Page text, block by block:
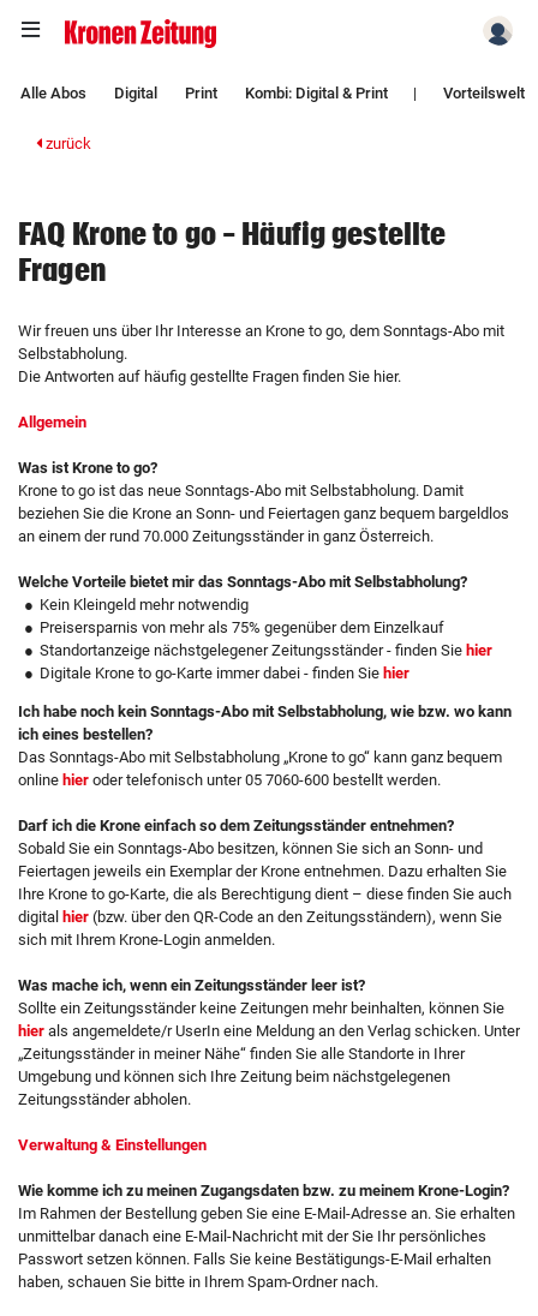
Alle Abos Digital Print Kombi: Digital & Print | Vorteilswelt
zurück
FAQ Krone to go - Häufig gestellte
Fragen
Wir freuen uns über Ihr Interesse an Krone to go, dem Sonntags-Abo mit
Selbstabholung.
Die Antworten auf häufig gestellte Fragen finden Sie hier.
Allgemein
Was ist Krone to go?
Krone to go ist das neue Sonntags-Abo mit Selbstabholung. Damit
beziehen Sie die Krone an Sonn- und Feiertagen ganz bequem bargeldlos
an einem der rund 70.000 Zeitungsständer in ganz Österreich.
Welche Vorteile bietet mir das Sonntags-Abo mit Selbstabholung?
Kein Kleingeld mehr notwendig
Preisersparnis von mehr als 75% gegenüber dem Einzelkauf
Standortanzeige nächstgelegener Zeitungsständer - finden Sie hier
Digitale Krone to go-Karte immer dabei - finden Sie hier
Ich habe noch kein Sonntags-Abo mit Selbstabholung, wie bzw. wo kann
ich eines bestellen?
Das Sonntags-Abo mit Selbstabholung „Krone to go“ kann ganz bequem
online hier oder telefonisch unter 05 7060-600 bestellt werden.
Darf ich die Krone einfach so dem Zeitungsständer entnehmen?
Sobald Sie ein Sonntags-Abo besitzen, können Sie sich an Sonn- und
Feiertagen jeweils ein Exemplar der Krone entnehmen. Dazu erhalten Sie
Ihre Krone to go-Karte, die als Berechtigung dient – diese finden Sie auch
digital hier (bzw. über den QR-Code an den Zeitungsständern), wenn Sie
sich mit Ihrem Krone-Login anmelden.
Was mache ich, wenn ein Zeitungsständer leer ist?
Sollte ein Zeitungsständer keine Zeitungen mehr beinhalten, können Sie
hier als angemeldete/r UserIn eine Meldung an den Verlag schicken. Unter
„Zeitungsständer in meiner Nähe“ finden Sie alle Standorte in Ihrer
Umgebung und können sich Ihre Zeitung beim nächstgelegenen
Zeitungsständer abholen.
Verwaltung & Einstellungen
Wie komme ich zu meinen Zugangsdaten bzw. zu meinem Krone-Login?
Im Rahmen der Bestellung geben Sie eine E-Mail-Adresse an. Sie erhalten
unmittelbar danach eine E-Mail-Nachricht mit der Sie Ihr persönliches
Passwort setzen können. Falls Sie keine Bestätigungs-E-Mail erhalten
haben, schauen Sie bitte in Ihrem Spam-Ordner nach.